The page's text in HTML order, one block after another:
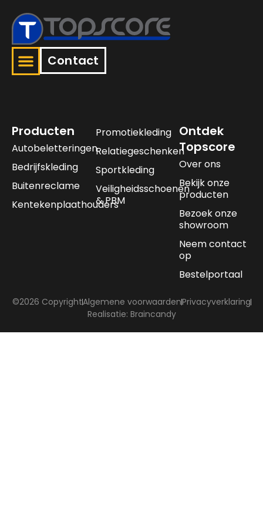
Contact
Producten
Autobeletteringen
Bedrijfskleding
Buitenreclame
Kentekenplaathouders
Promotiekleding
Relatiegeschenken
Sportkleding
Veiligheidsschoenen
& PBM
Ontdek
Topscore
Over ons
Bekijk onze
producten
Bezoek onze
showroom
Neem contact
op
Bestelportaal
©2026 CopyrightAlgemene voorwaardenPrivacyverklaring
Realisatie: Braincandy